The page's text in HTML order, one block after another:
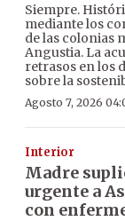
Siempre.
mediante los
de las colonias
Angustia. La
retrasos en los
sobre la
Agosto 7, 2026
Interior
Madre
urgente a
con